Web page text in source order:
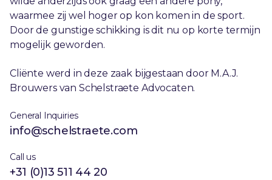
waarmee zij wel hoger op kon komen in de sport.
Door de gunstige schikking is dit nu op korte termijn
mogelijk geworden.
Cliënte werd in deze zaak bijgestaan door M.A.J.
Brouwers van Schelstraete Advocaten.
General Inquiries
info@schelstraete.com
Call us
+31 (0)13 511 44 20